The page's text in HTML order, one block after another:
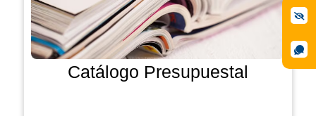
Catálogo Presupuestal